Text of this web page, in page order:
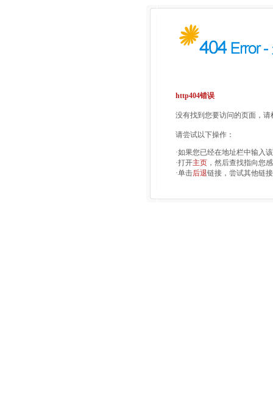
http404错误
没有找到您要访问的页面，
请尝试以下操作：
·如果您已经在地址栏中输入
·打开主页 ，然后查找指向您
·单击后退链接，尝试其他链